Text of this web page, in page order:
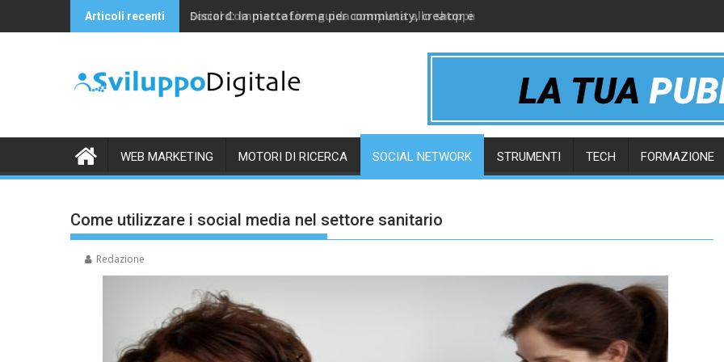
to
Articoli recenti Discord: la piattaforma per community, creator e gruppi online
WEB MARKETING MOTORI DI RICERCA SOCIAL NETWORK STRUMENTI TECH FORMAZIONE
Come utilizzare i social media nel settore sanitario
Redazione